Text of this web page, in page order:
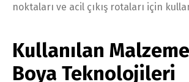
noktaları ve acil çıkış rotaları için
Kullanılan
Boya Teknolojileri